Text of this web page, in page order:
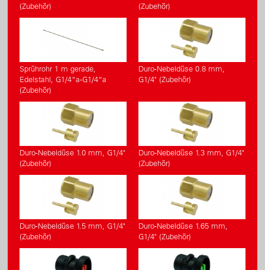
(Zubehör)
(Zubehör)
Sprührohr 1 m gerade,
Edelstahl, G1/4“a-G1/4“a
(Zubehör)
Duro-Nebeldüse 0.8 mm,
G1/4" (Zubehör)
Duro-Nebeldüse 1.0 mm, G1/4"
(Zubehör)
Duro-Nebeldüse 1.3 mm, G1/4"
(Zubehör)
Duro-Nebeldüse 1.5 mm, G1/4"
(Zubehör)
Duro-Nebeldüse 1.65 mm,
G1/4" (Zubehör)